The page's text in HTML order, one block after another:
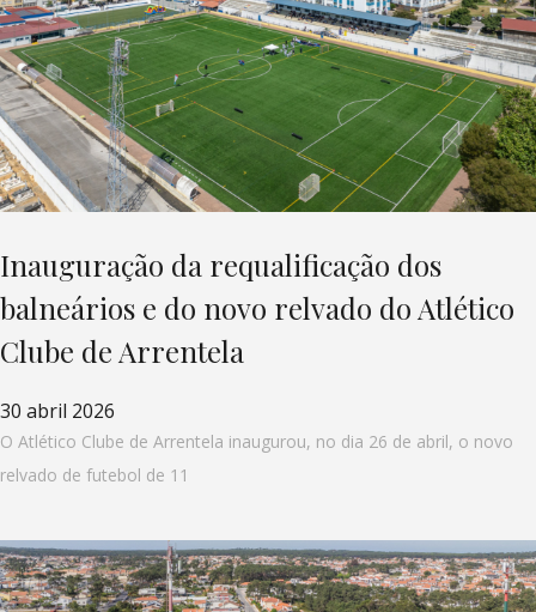
Inauguração da requalificação dos
balneários e do novo relvado do Atlético
Clube de Arrentela
30 abril 2026
O Atlético Clube de Arrentela inaugurou, no dia 26 de abril, o novo
relvado de futebol de 11